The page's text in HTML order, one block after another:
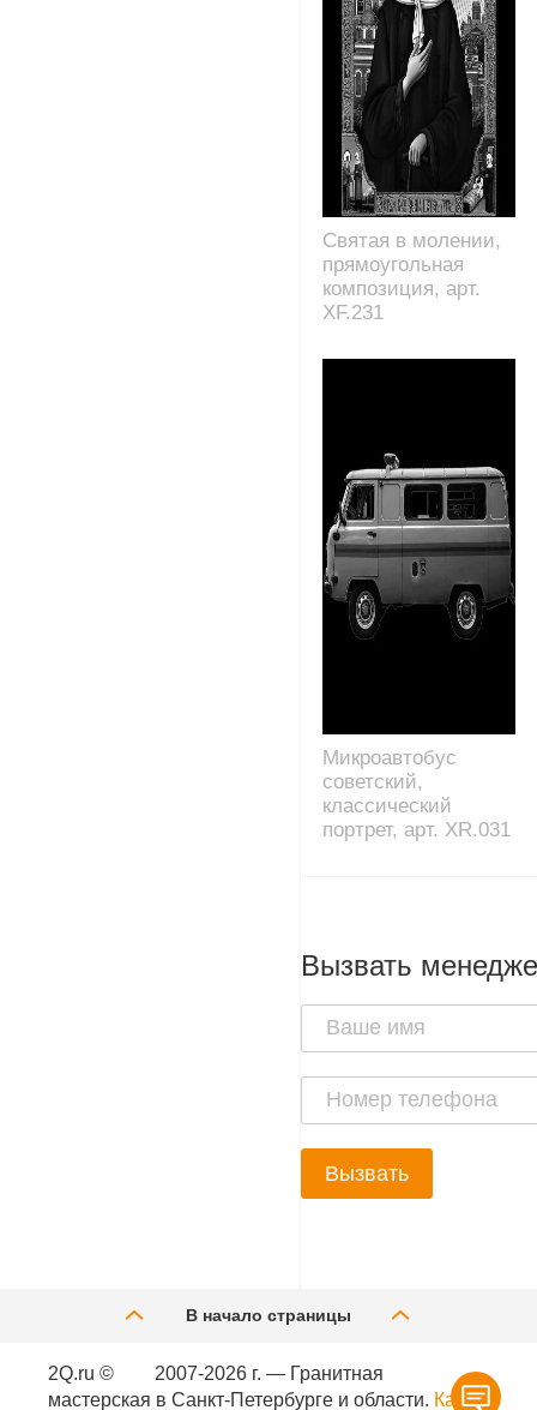
Святая в молении,
прямоугольная
композиция, арт.
XF.231
Микроавтобус
советский,
классический
портрет, арт. XR.031
Вызвать
Вызвать
В начало страницы
2Q.ru ©
2007-2026 г. — Гранитная
мастерская в Санкт-Петербурге и области. Карта